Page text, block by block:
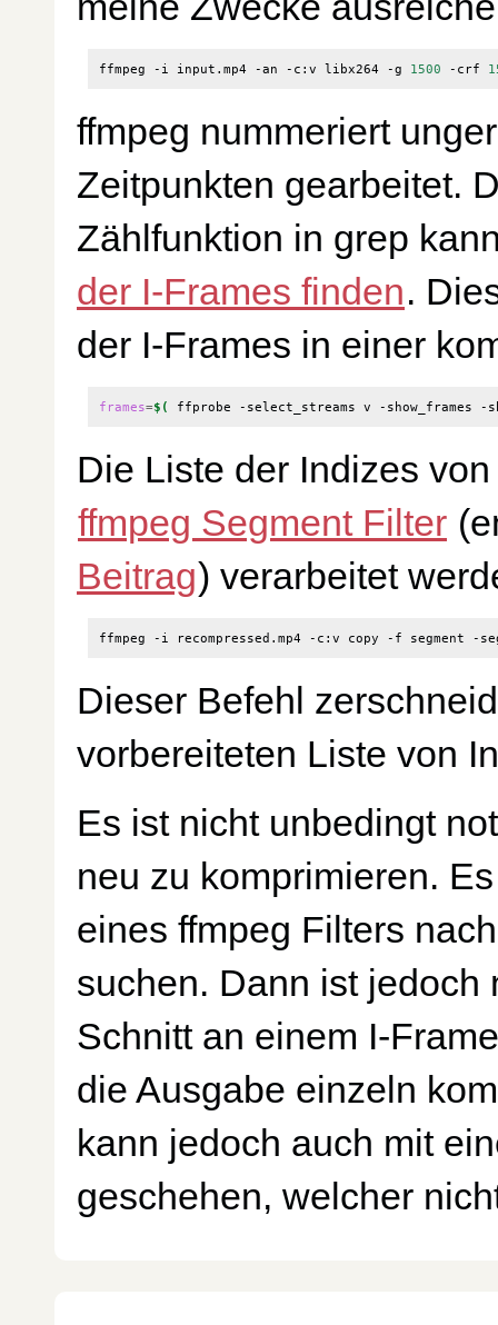
ffmpeg -i input.mp4 -an -c:v libx264 -g 1500 -crf
ffmpeg nummeriert
Zeitpunkten gearbeitet.
Zählfunktion in grep
der I-Frames finden.
der I-Frames in einer
frames=$( ffprobe -select_streams v -show_frames -
Die Liste der Indizes
ffmpeg Segment Filter
Beitrag) verarbeitet
ffmpeg -i recompressed.mp4 -c:v copy -f segment -
Dieser Befehl
vorbereiteten Liste von
Es ist nicht unbedingt
neu zu komprimieren.
eines ffmpeg Filters
suchen. Dann ist jedoch
Schnitt an einem I-
die Ausgabe einzeln
kann jedoch auch mit
geschehen, welcher